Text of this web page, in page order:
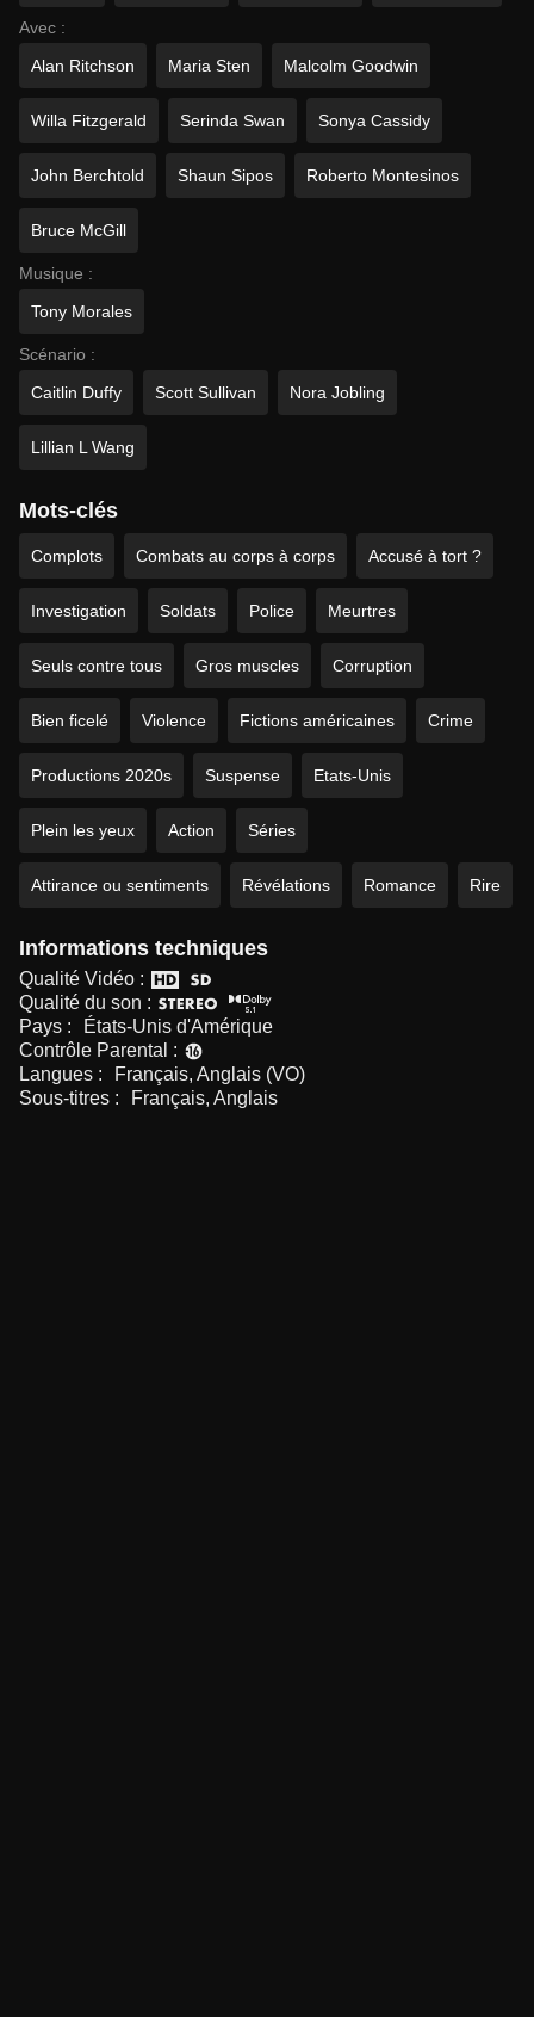
Avec :
Alan Ritchson
Maria Sten Malcolm Goodwin
Willa Fitzgerald Serinda Swan Sonya Cassidy
John Berchtold Shaun Sipos Roberto Montesinos
Bruce McGill
Musique :
Tony Morales
Scénario :
Caitlin Duffy
Scott Sullivan Nora Jobling
Lillian L Wang
Mots-clés
Complots Combats au corps à corps Accusé à tort ?
Investigation Soldats Police Meurtres
Seuls contre tous Gros muscles Corruption
Bien ficelé Violence Fictions américaines Crime
Productions 2020s Suspense Etats-Unis
Plein les yeux Action Séries
Attirance ou sentiments Révélations Romance Rire
Informations techniques
Qualité Vidéo :
Qualité du son :
Pays :
États-Unis d'Amérique
Contrôle Parental :
Langues :
Français, Anglais (VO)
Sous-titres :
Français, Anglais